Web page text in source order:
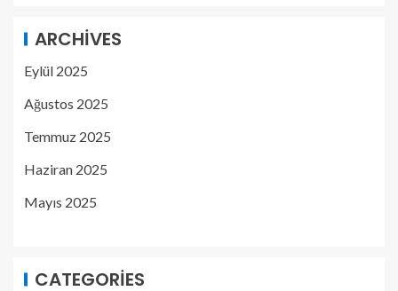
ARCHIVES
Eylül 2025
Ağustos 2025
Temmuz 2025
Haziran 2025
Mayıs 2025
CATEGORIES